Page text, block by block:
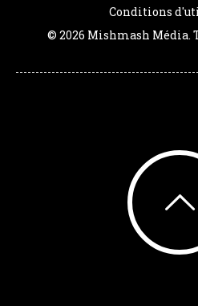
Conditions
© 2026 Mishmash Média.